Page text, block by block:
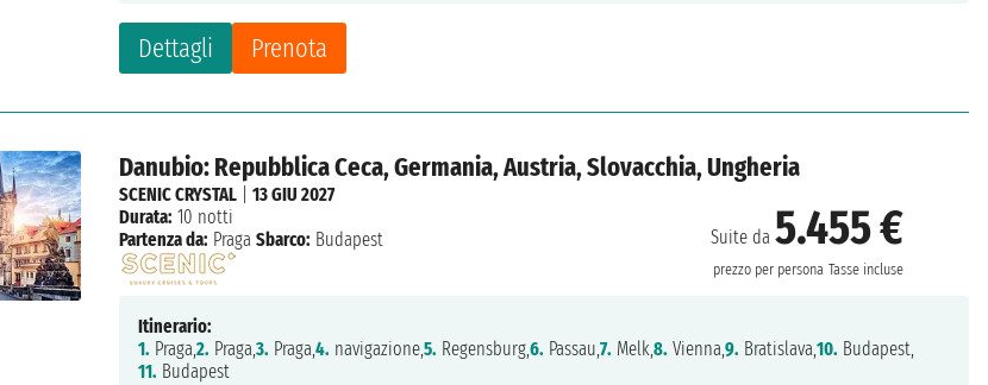
Dettagli Prenota
Danubio: Repubblica Ceca, Germania, Austria, Slovacchia, Ungheria
Suite da5.455 €
prezzo per persona Tasse incluse
SCENIC CRYSTAL |13 GIU 2027
Durata: 10 notti
Partenza da: Praga Sbarco: Budapest
Itinerario:
1. Praga,2. Praga,3. Praga,4. navigazione,5. Regensburg,6. Passau,7. Melk,8. Vienna,9. Bratislava,10. Budapest,
11. Budapest